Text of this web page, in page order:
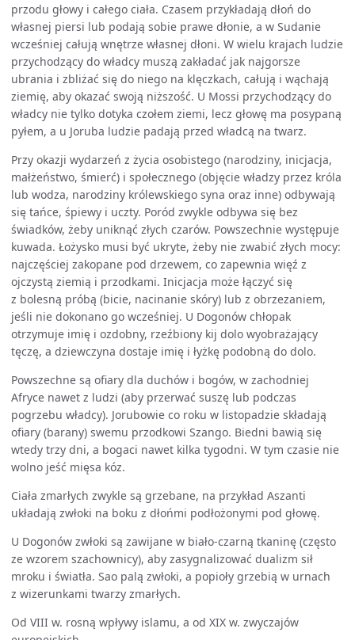
przodu głowy i całego ciała. Czasem przykładają dłoń do
własnej piersi lub podają sobie prawe dłonie, a w Sudanie
wcześniej całują wnętrze własnej dłoni. W wielu krajach ludzie
przychodzący do władcy muszą zakładać jak najgorsze
ubrania i zbliżać się do niego na klęczkach, całują i wąchają
ziemię, aby okazać swoją niższość. U Mossi przychodzący do
władcy nie tylko dotyka czołem ziemi, lecz głowę ma posypaną
pyłem, a u Joruba ludzie padają przed władcą na twarz.
Przy okazji wydarzeń z życia osobistego (narodziny, inicjacja,
małżeństwo, śmierć) i społecznego (objęcie władzy przez króla
lub wodza, narodziny królewskiego syna oraz inne) odbywają
się tańce, śpiewy i uczty. Poród zwykle odbywa się bez
świadków, żeby uniknąć złych czarów. Powszechnie występuje
kuwada. Łożysko musi być ukryte, żeby nie zwabić złych mocy:
najczęściej zakopane pod drzewem, co zapewnia więź z
ojczystą ziemią i przodkami. Inicjacja może łączyć się
z bolesną próbą (bicie, nacinanie skóry) lub z obrzezaniem,
jeśli nie dokonano go wcześniej. U Dogonów chłopak
otrzymuje imię i ozdobny, rzeźbiony kij dolo wyobrażający
tęczę, a dziewczyna dostaje imię i łyżkę podobną do dolo.
Powszechne są ofiary dla duchów i bogów, w zachodniej
Afryce nawet z ludzi (aby przerwać suszę lub podczas
pogrzebu władcy). Jorubowie co roku w listopadzie składają
ofiary (barany) swemu przodkowi Szango. Biedni bawią się
wtedy trzy dni, a bogaci nawet kilka tygodni. W tym czasie nie
wolno jeść mięsa kóz.
Ciała zmarłych zwykle są grzebane, na przykład Aszanti
układają zwłoki na boku z dłońmi podłożonymi pod głowę.
U Dogonów zwłoki są zawijane w biało-czarną tkaninę (często
ze wzorem szachownicy), aby zasygnalizować dualizm sił
mroku i światła. Sao palą zwłoki, a popioły grzebią w urnach
z wizerunkami twarzy zmarłych.
Od VIII w. rosną wpływy islamu, a od XIX w. zwyczajów